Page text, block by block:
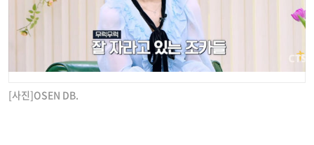
[사진]OSEN DB.